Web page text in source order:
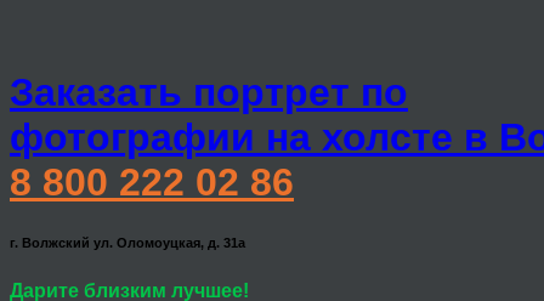
Заказать портрет по
фотографии на холсте в
8 800 222 02 86
г. Волжский ул. Оломоуцкая, д. 31а
Дарите близким лучшее!